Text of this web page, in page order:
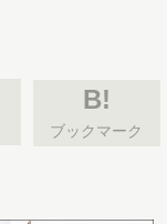
B!
ブックマーク